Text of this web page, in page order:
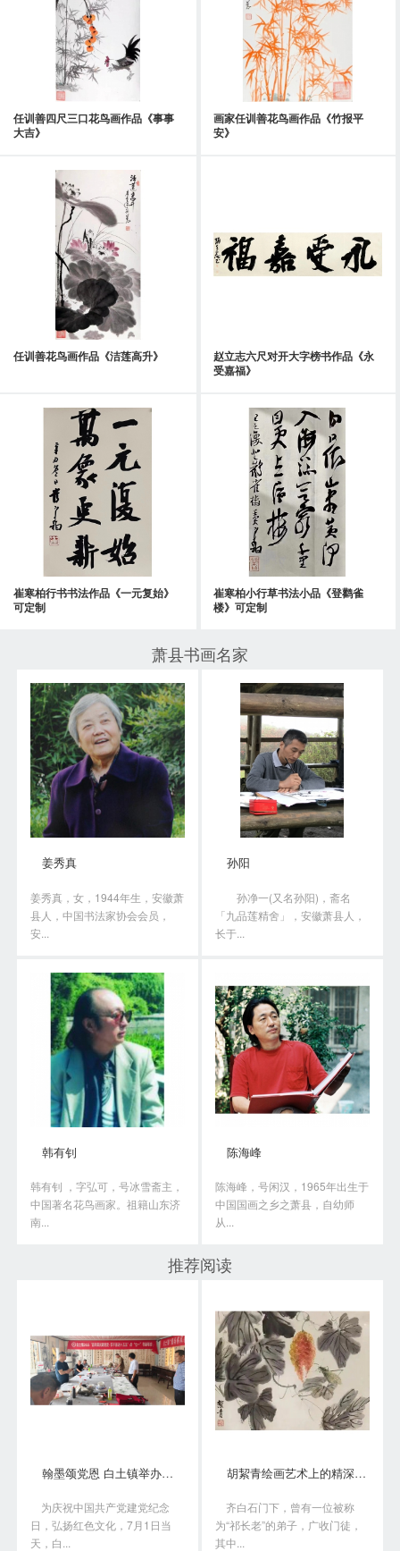
任训善四尺三口花鸟画作品《事事
大吉》
画家任训善花鸟画作品《竹报平
安》
任训善花鸟画作品《洁莲高升》
赵立志六尺对开大字榜书作品《永
受嘉福》
崔寒柏行书书法作品《一元复始》
可定制
崔寒柏小行草书法小品《登鹳雀
楼》可定制
萧县书画名家
姜秀真
姜秀真，女，1944年生，安徽萧
县人，中国书法家协会会员，
安...
孙阳
孙净一(又名孙阳)，斋名
「九品莲精舍」，安徽萧县人，
长于...
韩有钊
韩有钊 ，字弘可，号冰雪斋主，
中国著名花鸟画家。祖籍山东济
南...
陈海峰
陈海峰，号闲汉，1965年出生于
中国国画之乡之萧县，自幼师
从...
推荐阅读
翰墨颂党恩 白土镇举办书画笔会庆“七一”
为庆祝中国共产党建党纪念
日，弘扬红色文化，7月1日当
天，白...
胡絜青绘画艺术上的精深造诣从何而来?
齐白石门下，曾有一位被称
为“祁长老”的弟子，广收门徒，
其中...